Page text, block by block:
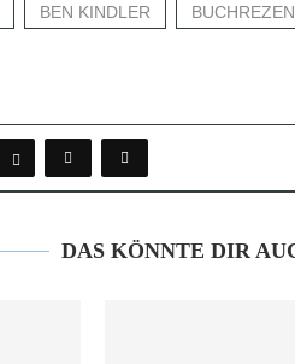
BEN KINDLER
DAS KÖNNTE DIR